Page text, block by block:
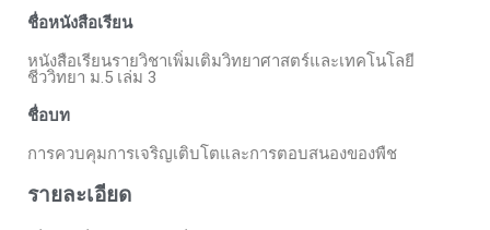
ชื่อหนังสือเรียน
หนังสือเรียนรายวิชาเพิ่มเติมวิทยาศาสตร์และเทคโนโลยี
ชีววิทยา ม.5 เล่ม 3
ชื่อบท
การควบคุมการเจริญเติบโตและการตอบสนองของพืช
รายละเอียด